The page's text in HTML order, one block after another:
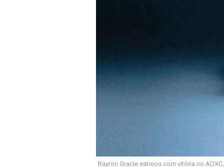
Rayron Gracie estreou com vitória no